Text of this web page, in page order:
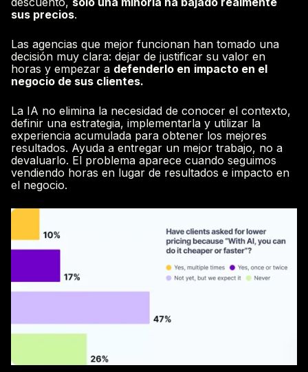
sus precios.
Las agencias que mejor funcionan han tomado una
decisión muy clara: dejar de justificar su valor en
horas y empezar a defenderlo en impacto en el
negocio de sus clientes.
La IA no elimina la necesidad de conocer el contexto,
definir una estrategia, implementarla y utilizar la
experiencia acumulada para obtener los mejores
resultados. Ayuda a entregar un mejor trabajo, no a
devaluarlo. El problema aparece cuando seguimos
vendiendo horas en lugar de resultados e impacto en
el negocio.